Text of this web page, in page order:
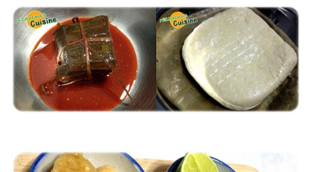
และ
การ
ตกแต่ง
มือ
ถือ
ราคา
ราคา
น้ำมัน